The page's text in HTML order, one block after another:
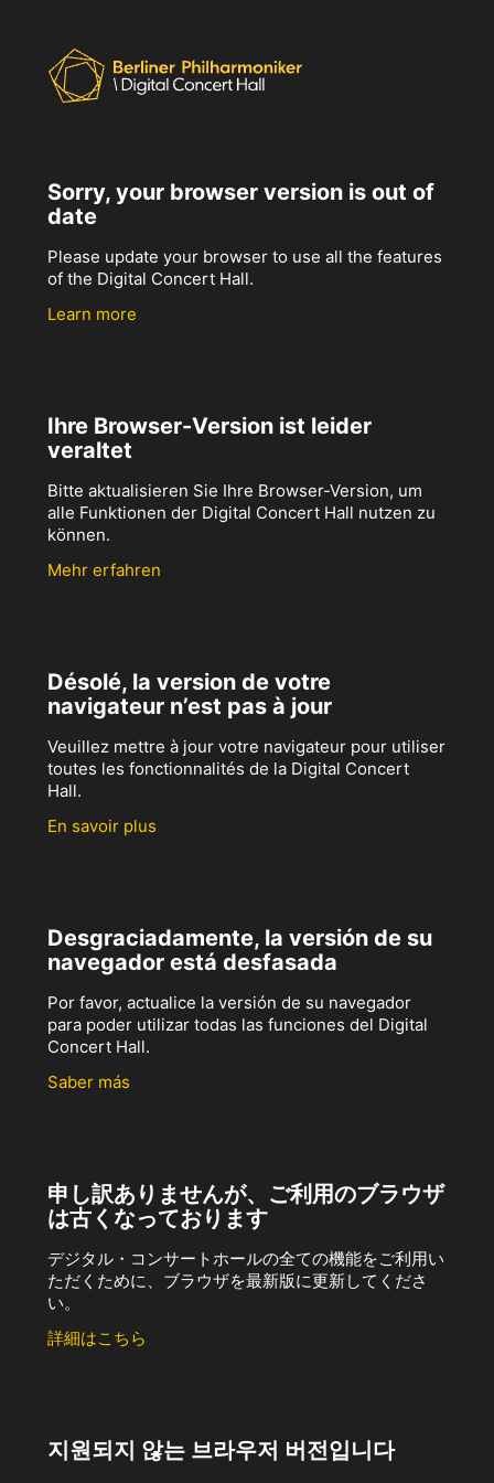
Sorry, your browser version is out of
date
Please update your browser to use all the features
of the Digital Concert Hall.
Learn more
Ihre Browser-Version ist leider
veraltet
Bitte aktualisieren Sie Ihre Browser-Version, um
alle Funktionen der Digital Concert Hall nutzen zu
können.
Mehr erfahren
Désolé, la version de votre
navigateur n’est pas à jour
Veuillez mettre à jour votre navigateur pour utiliser
toutes les fonctionnalités de la Digital Concert
Hall.
En savoir plus
Desgraciadamente, la versión de su
navegador está desfasada
Por favor, actualice la versión de su navegador
para poder utilizar todas las funciones del Digital
Concert Hall.
Saber más
申し訳ありませんが、ご利用のブラウザ
は古くなっております
デジタル・コンサートホールの全ての機能をご利用い
ただくために、ブラウザを最新版に更新してくださ
い。
詳細はこちら
지원되지 않는 브라우저 버전입니다